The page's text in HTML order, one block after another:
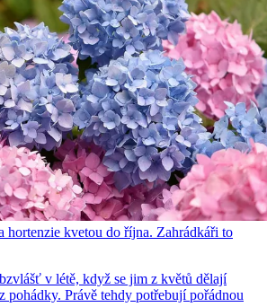
hortenzie kvetou do října. Zahrádkáři to
v létě, když se jim z květů dělají
pohádky. Právě tehdy potřebují pořádnou